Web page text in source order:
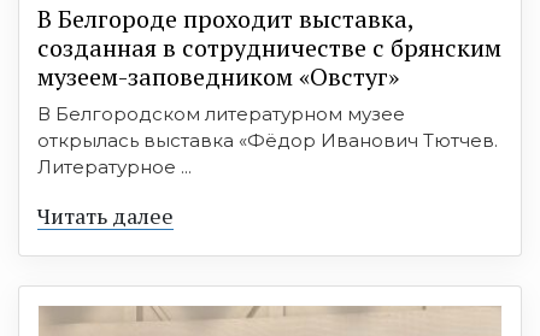
В Белгороде проходит выставка,
созданная в сотрудничестве с брянским
музеем-заповедником «Овстуг»
В Белгородском литературном музее
открылась выставка «Фёдор Иванович Тютчев.
Литературное ...
Читать далее